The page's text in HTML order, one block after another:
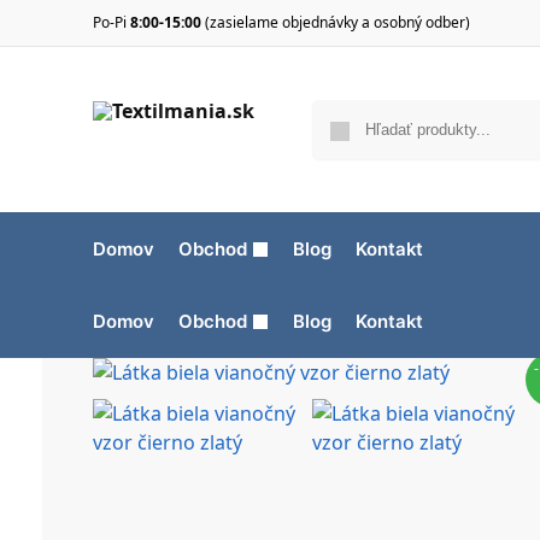
Po-Pi 8:00-15:00(zasielame objednávky a osobný odber)
Domov Obchod Blog Kontakt
Domov Obchod Blog Kontakt